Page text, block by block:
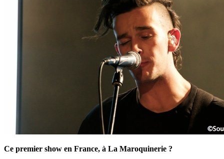
Ce premier show en France, à La Maroquinerie ?